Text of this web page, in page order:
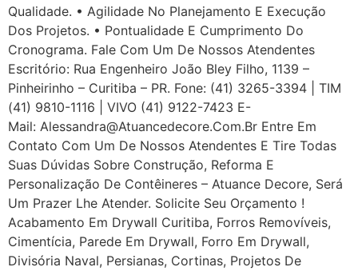
Qualidade. • Agilidade No Planejamento E Execução
Dos Projetos. • Pontualidade E Cumprimento Do
Cronograma. Fale Com Um De Nossos Atendentes
Escritório: Rua Engenheiro João Bley Filho, 1139 –
Pinheirinho – Curitiba – PR. Fone: (41) 3265-3394 | TIM
(41) 9810-1116 | VIVO (41) 9122-7423 E-
Mail: Alessandra@atuancedecore.com.br Entre Em
Contato Com Um De Nossos Atendentes E Tire Todas
Suas Dúvidas Sobre Construção, Reforma E
Personalização De Contêineres – Atuance Decore, Será
Um Prazer Lhe Atender. Solicite Seu Orçamento !
Acabamento Em Drywall Curitiba, Forros Removíveis,
Cimentícia, Parede Em Drywall, Forro Em Drywall,
Divisória Naval, Persianas, Cortinas, Projetos De